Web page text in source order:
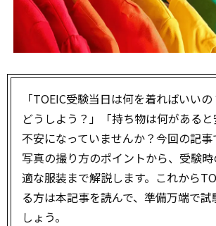
「TOEIC受験当日は何を着ればいい
どうしよう？」「持ち物は何がある
不安になっていませんか？今回の記
写真の撮り方のポイントから、受験
適な服装まで解説します。これから
る方は本記事を読んで、準備万端で
しょう。